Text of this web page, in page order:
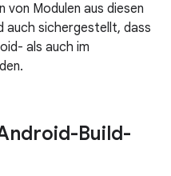
Modulen aus diesen
auch sichergestellt, dass
als auch im
Build-